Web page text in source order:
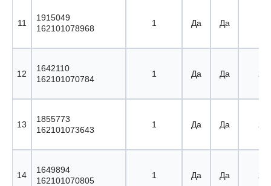
11
1915049
162101078968
1 Да Да
12
1642110
162101070784
1 Да Да
13
1855773
162101073643
1 Да Да
14
1649894
162101070805
1 Да Да